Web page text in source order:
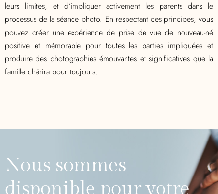
leurs limites, et d’impliquer activement les parents dans le
processus de la séance photo. En respectant ces principes, vous
pouvez créer une expérience de prise de vue de nouveau-né
positive et mémorable pour toutes les parties impliquées et
produire des photographies émouvantes et significatives que la
famille chérira pour toujours.
Nous sommes
disponible pour votre